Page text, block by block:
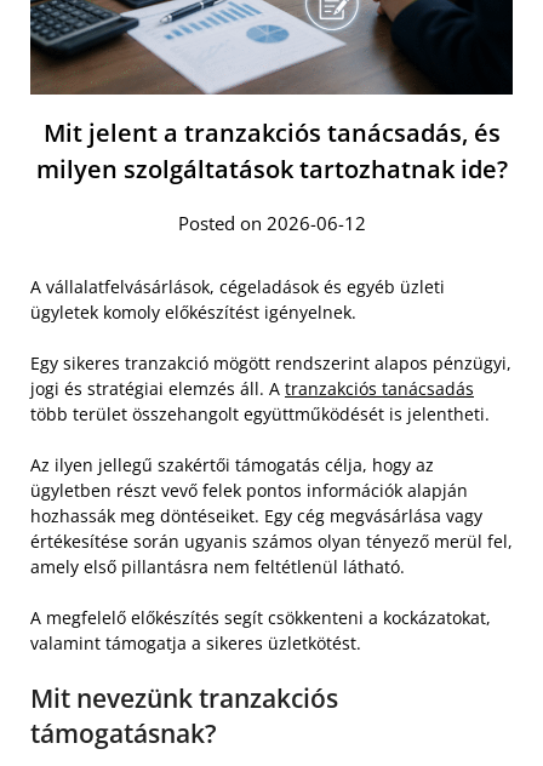
Mit jelent a tranzakciós tanácsadás, és
milyen szolgáltatások tartozhatnak ide?
Posted on 2026-06-12
A vállalatfelvásárlások, cégeladások és egyéb üzleti
ügyletek komoly előkészítést igényelnek.
Egy sikeres tranzakció mögött rendszerint alapos pénzügyi,
jogi és stratégiai elemzés áll. A tranzakciós tanácsadás
több terület összehangolt együttműködését is jelentheti.
Az ilyen jellegű szakértői támogatás célja, hogy az
ügyletben részt vevő felek pontos információk alapján
hozhassák meg döntéseiket. Egy cég megvásárlása vagy
értékesítése során ugyanis számos olyan tényező merül fel,
amely első pillantásra nem feltétlenül látható.
A megfelelő előkészítés segít csökkenteni a kockázatokat,
valamint támogatja a sikeres üzletkötést.
Mit nevezünk tranzakciós
támogatásnak?